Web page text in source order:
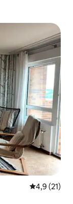
4,9 de uma
4,9 (21)